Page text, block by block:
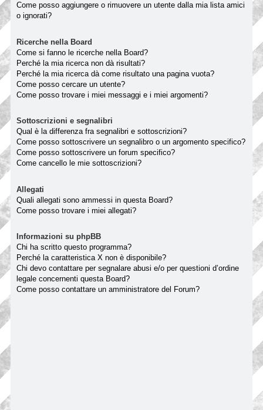
Come posso aggiungere o rimuovere un utente dalla mia lista amici
o ignorati?
Ricerche nella Board
Come si fanno le ricerche nella Board?
Perché la mia ricerca non dà risultati?
Perché la mia ricerca dà come risultato una pagina vuota?
Come posso cercare un utente?
Come posso trovare i miei messaggi e i miei argomenti?
Sottoscrizioni e segnalibri
Qual è la differenza fra segnalibri e sottoscrizioni?
Come posso sottoscrivere un segnalibro o un argomento specifico?
Come posso sottoscrivere un forum specifico?
Come cancello le mie sottoscrizioni?
Allegati
Quali allegati sono ammessi in questa Board?
Come posso trovare i miei allegati?
Informazioni su phpBB
Chi ha scritto questo programma?
Perché la caratteristica X non è disponibile?
Chi devo contattare per segnalare abusi e/o per questioni d’ordine
legale concernenti questa Board?
Come posso contattare un amministratore del Forum?